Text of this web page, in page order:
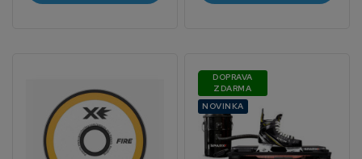
DOPRAVA
ZDARMA
NOVINKA